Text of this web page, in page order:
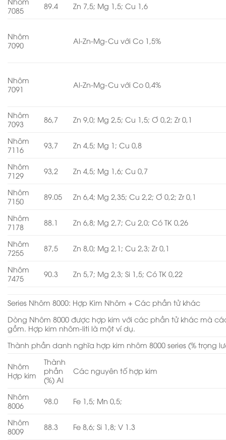
7085
89.4 Zn 7,5; Mg 1,5; Cu 1,6
Nhôm
7090
Al-Zn-Mg-Cu với Co 1,5%
Nhôm
7091
Al-Zn-Mg-Cu với Co 0,4%
Nhôm
7093
86,7 Zn 9,0; Mg 2,5; Cu 1,5; Ơ 0,2; Zr 0,1
Nhôm
7116
93,7 Zn 4,5; Mg 1; Cu 0,8
Nhôm
7129
93,2 Zn 4,5; Mg 1,6; Cu 0,7
Nhôm
7150
89.05 Zn 6,4; Mg 2,35; Cu 2,2; Ơ 0,2; Zr 0,1
Nhôm
7178
88.1 Zn 6,8; Mg 2,7; Cu 2,0; Có TK 0,26
Nhôm
7255
87,5 Zn 8,0; Mg 2,1; Cu 2,3; Zr 0,1
Nhôm
7475
90.3 Zn 5,7; Mg 2,3; Si 1,5; Có TK 0,22
Series Nhôm 8000: Hợp Kim Nhôm + Các phần tử khác
Dòng Nhôm 8000 được hợp kim với các phần tử khác mà
gồm. Hợp kim nhôm-liti là một ví dụ.
Thành phần danh nghĩa hợp kim nhôm 8000 series (% trọng
Nhôm
Hợp kim
Thành
phần
(%) Al
Các nguyên tố hợp kim
Nhôm
8006
98.0 Fe 1,5; Mn 0,5;
Nhôm
8009
88.3 Fe 8,6; Si 1,8; V 1.3